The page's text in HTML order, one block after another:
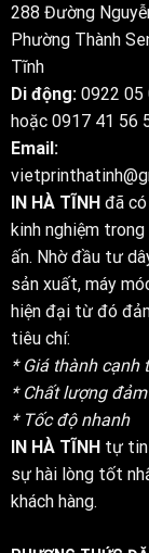
288 Đường
Phường Thành
Tĩnh
Di động: 0922 05
hoặc 0917 41 56
Email:
IN HÀ TĨNH đã
kinh nghiệm
ấn. Nhờ đầu tư
sản xuất, máy
hiện đại từ đó
tiêu chí:
* Giá thành cạnh
* Chất lượng
* Tốc độ nhanh
IN HÀ TĨNHtự tin
sự hài lòng tốt
khách hàng.